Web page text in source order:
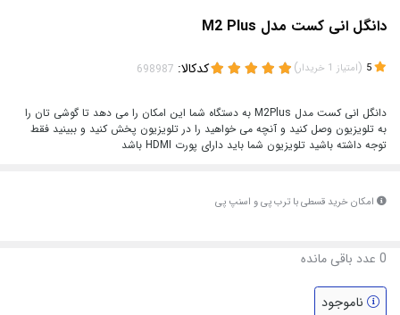
دانگل انی کست مدل M2 Plus
(امتیاز 1 خریدار) کدکالا:
دانگل انی کست مدل M2Plus به دستگاه شما این امکان را می دهد تا گوشی تان را
به تلویزیون وصل کنید و آنچه می خواهید را در تلویزیون پخش کنید و ببینید فقط
توجه داشته باشید تلویزیون شما باید دارای پورت HDMI باشد
امکان خرید قسطی با ترب پی و اسنپ پی
0 عدد باقی مانده
ناموجود